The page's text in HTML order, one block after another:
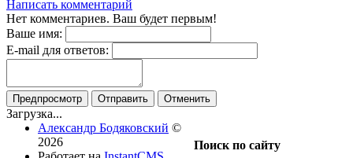
Написать комментарий
Нет комментариев. Ваш будет первым!
Ваше имя:
E-mail для ответов:
Предпросмотр Отправить Отменить
Загрузка...
Поиск по сайту
Александр Бодяковский ©
2026